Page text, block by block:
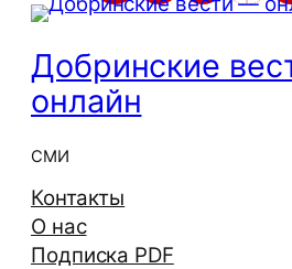
Добринские
онлайн
СМИ
Контакты
О нас
Подписка PDF